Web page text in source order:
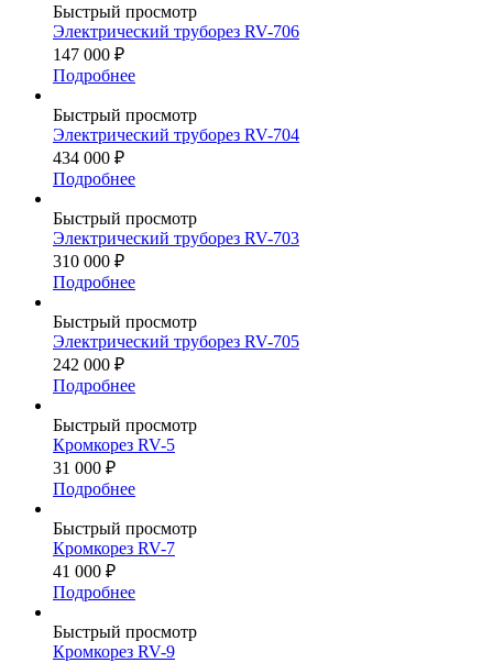
Быстрый просмотр
Электрический труборез RV-706
147 000 ₽
Подробнее
Быстрый просмотр
Электрический труборез RV-704
434 000 ₽
Подробнее
Быстрый просмотр
Электрический труборез RV-703
310 000 ₽
Подробнее
Быстрый просмотр
Электрический труборез RV-705
242 000 ₽
Подробнее
Быстрый просмотр
Кромкорез RV-5
31 000 ₽
Подробнее
Быстрый просмотр
Кромкорез RV-7
41 000 ₽
Подробнее
Быстрый просмотр
Кромкорез RV-9